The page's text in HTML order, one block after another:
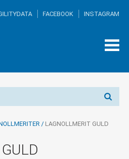
FACEBOOK INSTAGRAM
/ LAGNOLLMERIT GULD